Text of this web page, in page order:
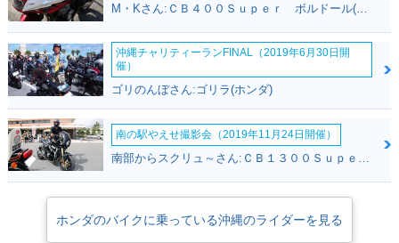
沖縄チャリティーランFINAL（2019年6月30日開
催）
ゴリのんぼさん:ゴリラ(ホンダ)
南の駅やえせ撮影会（2019年11月24日開催）
ホンダのバイクに乗っている沖縄のライダーを見る